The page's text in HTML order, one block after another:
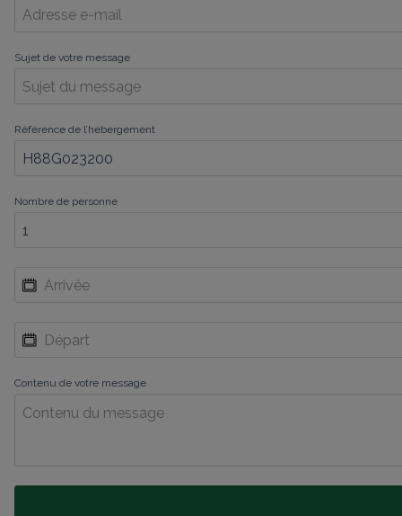
Sujet de votre message
Référence de l’hébergement
Nombre de personne
Contenu de votre message